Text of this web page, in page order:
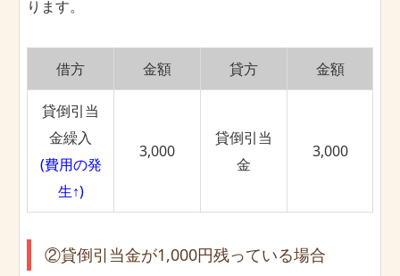
ります。
借方 金額 貸方 金額
貸倒引当
金繰入
(費用の発
生↑)
3,000
貸倒引当
金
3,000
②貸倒引当金が1,000円残っている場合